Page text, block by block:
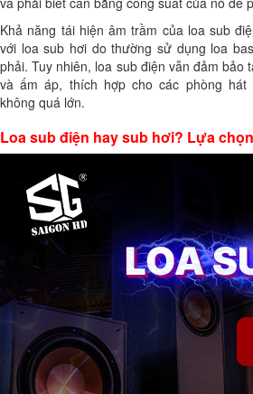
Khả năng tái hiện âm trầm của loa sub
với loa sub hơi do thường sử dụng loa
phải. Tuy nhiên, loa sub điện vẫn đảm bảo
và ấm áp, thích hợp cho các phòng hát
không quá lớn.
Loa sub điện hay sub hơi? Lựa